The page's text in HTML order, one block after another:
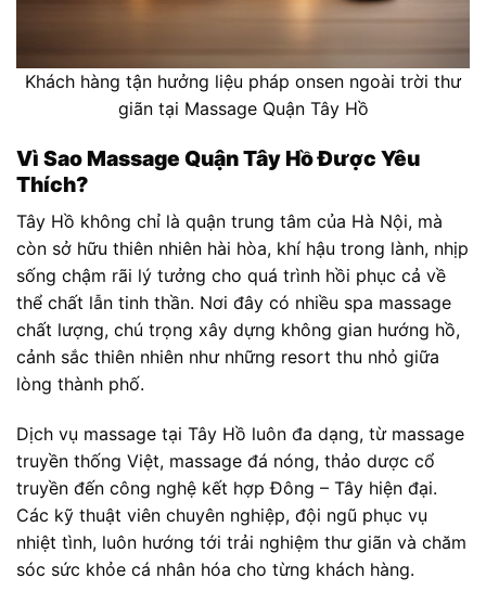
Khách hàng tận hưởng liệu pháp onsen ngoài trời thư
giãn tại Massage Quận Tây Hồ
Vì Sao Massage Quận Tây Hồ Được Yêu
Thích?
Tây Hồ không chỉ là quận trung tâm của Hà Nội, mà
còn sở hữu thiên nhiên hài hòa, khí hậu trong lành, nhịp
sống chậm rãi lý tưởng cho quá trình hồi phục cả về
thể chất lẫn tinh thần. Nơi đây có nhiều spa massage
chất lượng, chú trọng xây dựng không gian hướng hồ,
cảnh sắc thiên nhiên như những resort thu nhỏ giữa
lòng thành phố.
Dịch vụ massage tại Tây Hồ luôn đa dạng, từ massage
truyền thống Việt, massage đá nóng, thảo dược cổ
truyền đến công nghệ kết hợp Đông – Tây hiện đại.
Các kỹ thuật viên chuyên nghiệp, đội ngũ phục vụ
nhiệt tình, luôn hướng tới trải nghiệm thư giãn và chăm
sóc sức khỏe cá nhân hóa cho từng khách hàng.